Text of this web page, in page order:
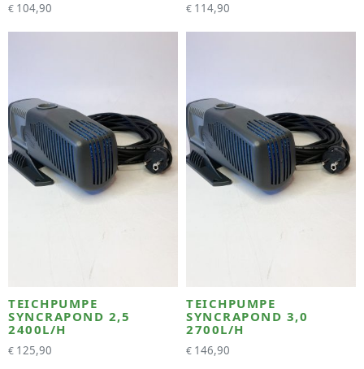
€ 104,90 € 114,90
TEICHPUMPE
SYNCRAPOND 2,5
2400L/H
€ 125,90
TEICHPUMPE
SYNCRAPOND 3,0
2700L/H
€ 146,90